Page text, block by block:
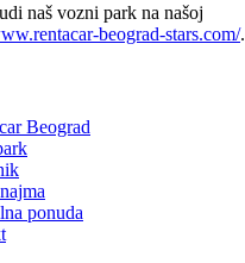
naš vozni park na našoj
beograd-stars.com/.
Beograd
ponuda